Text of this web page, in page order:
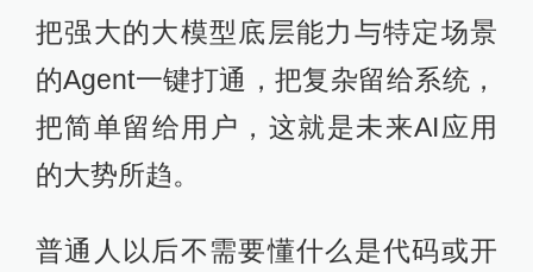
把强大的大模型底层能力与特定场景
的Agent一键打通，把复杂留给系统，
把简单留给用户，这就是未来AI应用
的大势所趋。
普通人以后不需要懂什么是代码或开